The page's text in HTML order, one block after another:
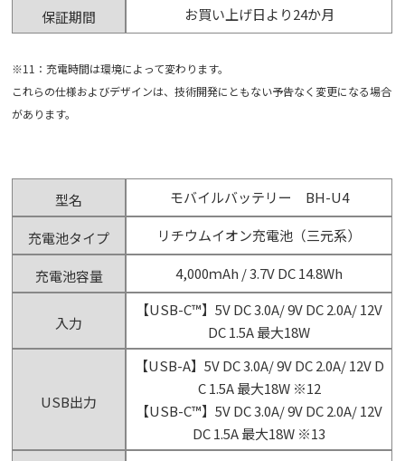
保証期間
お買い上げ日より24か月
※11：充電時間は環境によって変わります。
これらの仕様およびデザインは、技術開発にともない予告なく変更になる場合
があります。
型名 モバイルバッテリー BH-U4
充電池タイプ リチウムイオン充電池（三元系）
充電池容量 4,000ｍAh / 3.7V DC 14.8Wh
入力
【USB-C™】5V DC 3.0A/ 9V DC 2.0A/ 12V
DC 1.5A 最大18W
USB出力
【USB-A】5V DC 3.0A/ 9V DC 2.0A/ 12V D
C 1.5A 最大18W ※12
【USB-C™】5V DC 3.0A/ 9V DC 2.0A/ 12V
DC 1.5A 最大18W ※13